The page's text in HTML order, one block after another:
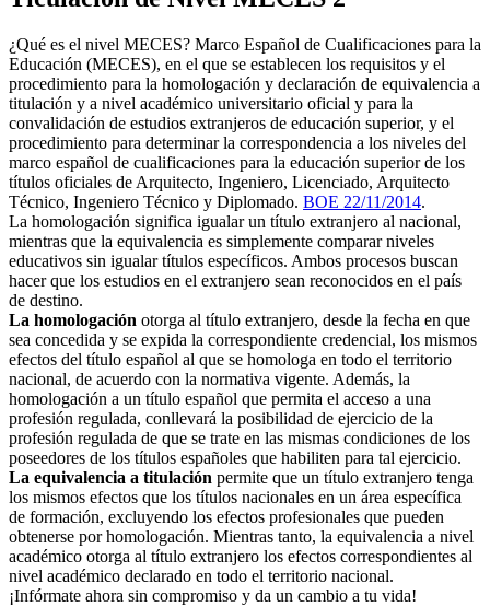
¿Qué es el nivel MECES? Marco Español de Cualificaciones para la
Educación (MECES), en el que se establecen los requisitos y el
procedimiento para la homologación y declaración de equivalencia a
titulación y a nivel académico universitario oficial y para la
convalidación de estudios extranjeros de educación superior, y el
procedimiento para determinar la correspondencia a los niveles del
marco español de cualificaciones para la educación superior de los
títulos oficiales de Arquitecto, Ingeniero, Licenciado, Arquitecto
Técnico, Ingeniero Técnico y Diplomado. BOE 22/11/2014.
La homologación significa igualar un título extranjero al nacional,
mientras que la equivalencia es simplemente comparar niveles
educativos sin igualar títulos específicos. Ambos procesos buscan
hacer que los estudios en el extranjero sean reconocidos en el país
de destino.
La homologación otorga al título extranjero, desde la fecha en que
sea concedida y se expida la correspondiente credencial, los mismos
efectos del título español al que se homologa en todo el territorio
nacional, de acuerdo con la normativa vigente. Además, la
homologación a un título español que permita el acceso a una
profesión regulada, conllevará la posibilidad de ejercicio de la
profesión regulada de que se trate en las mismas condiciones de los
poseedores de los títulos españoles que habiliten para tal ejercicio.
La equivalencia a titulación permite que un título extranjero tenga
los mismos efectos que los títulos nacionales en un área específica
de formación, excluyendo los efectos profesionales que pueden
obtenerse por homologación. Mientras tanto, la equivalencia a nivel
académico otorga al título extranjero los efectos correspondientes al
nivel académico declarado en todo el territorio nacional.
¡Infórmate ahora sin compromiso y da un cambio a tu vida!